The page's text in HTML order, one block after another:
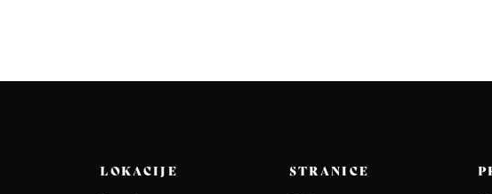
LOKACIJE STRANICE